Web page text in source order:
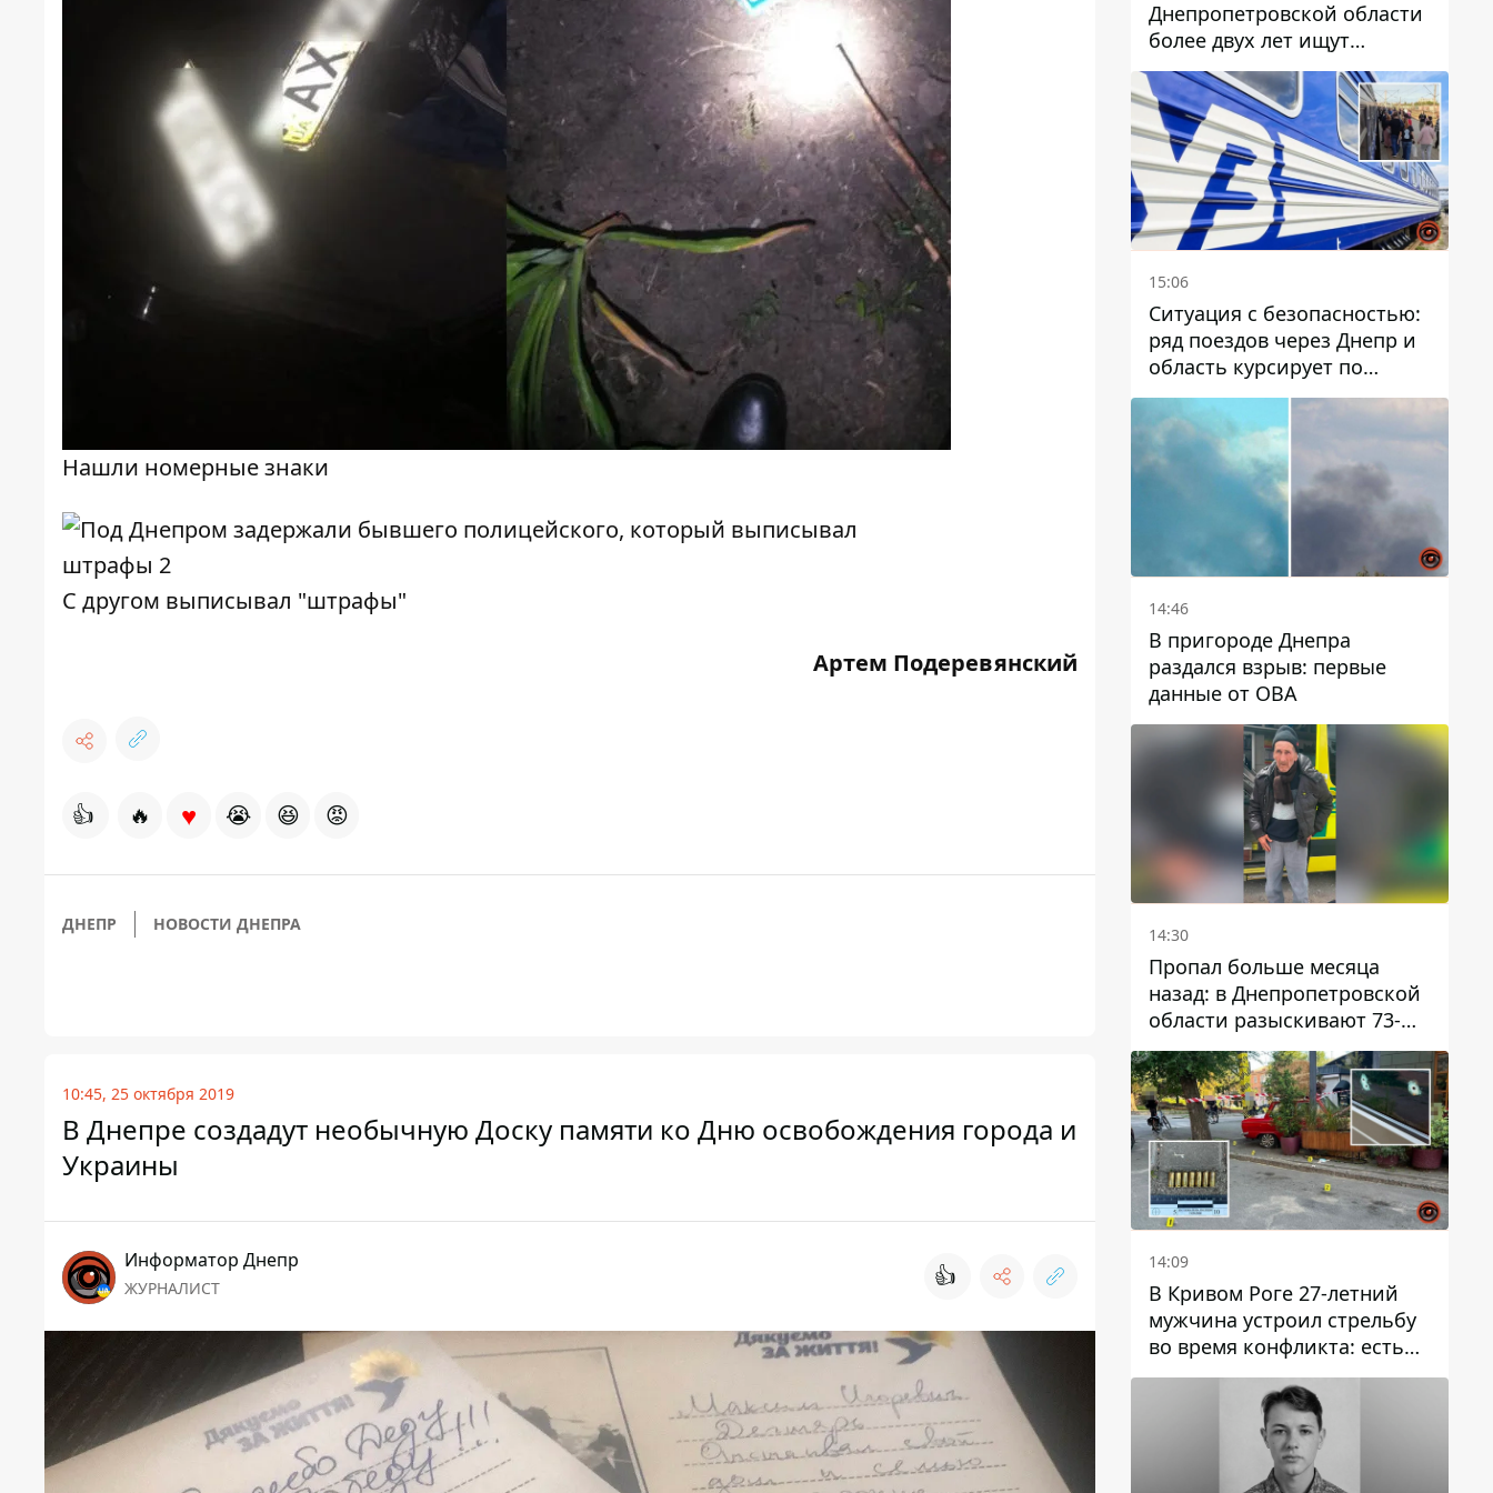
Нашли номерные знаки
С другом выписывал "штрафы"
Артем Подеревянский
👍 🔥 ♥ 😭 😆 😡
ДНЕПР НОВОСТИ ДНЕПРА
10:45, 25 октября 2019
В Днепре создадут необычную Доску памяти ко Дню освобождения города и
Украины
Информатор Днепр
ЖУРНАЛИСТ 👍
Днепропетровской области
более двух лет ищут
пропавшую женщину
15:06
Ситуация с безопасностью:
ряд поездов через Днепр и
область курсирует по
измененному маршруту, а
часть пути заменили
автобусами и электричками
14:46
В пригороде Днепра
раздался взрыв: первые
данные от ОВА
14:30
Пропал больше месяца
назад: в Днепропетровской
области разыскивают 73-
летнего мужчину
14:09
В Кривом Роге 27-летний
мужчина устроил стрельбу
во время конфликта: есть
раненый